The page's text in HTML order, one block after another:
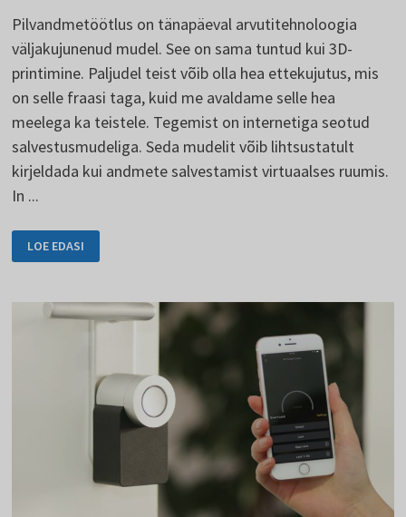
Pilvandmetöötlus on tänapäeval arvutitehnoloogia
väljakujunenud mudel. See on sama tuntud kui 3D-
printimine. Paljudel teist võib olla hea ettekujutus, mis
on selle fraasi taga, kuid me avaldame selle hea
meelega ka teistele. Tegemist on internetiga seotud
salvestusmudeliga. Seda mudelit võib lihtsustatult
kirjeldada kui andmete salvestamist virtuaalses ruumis.
In ...
VÕIDAB
KOHAPEALSE
LOE EDASI